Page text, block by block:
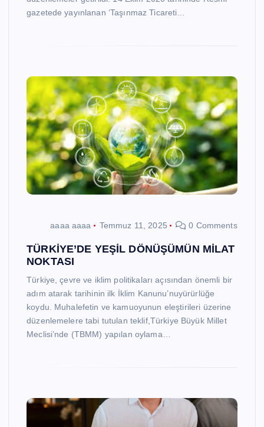
gazetede yayınlanan ‘Taşınmaz Ticareti…
aaaa aaaa Temmuz 11, 2025 0 Comments
TÜRKİYE’DE YEŞİL DÖNÜŞÜMÜN MİLAT
NOKTASI
Türkiye, çevre ve iklim politikaları açısından önemli bir
adım atarak tarihinin ilk İklim Kanunu’nuyürürlüğe
koydu. Muhalefetin ve kamuoyunun eleştirileri üzerine
düzenlemelere tabi tutulan teklif,Türkiye Büyük Millet
Meclisi’nde (TBMM) yapılan oylama…